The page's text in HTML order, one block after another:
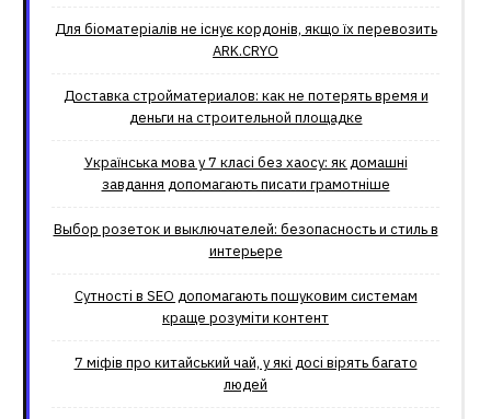
Для біоматеріалів не існує кордонів, якщо їх перевозить
ARK.CRYO
Доставка стройматериалов: как не потерять время и
деньги на строительной площадке
Українська мова у 7 класі без хаосу: як домашні
завдання допомагають писати грамотніше
Выбор розеток и выключателей: безопасность и стиль в
интерьере
Сутності в SEO допомагають пошуковим системам
краще розуміти контент
7 міфів про китайський чай, у які досі вірять багато
людей